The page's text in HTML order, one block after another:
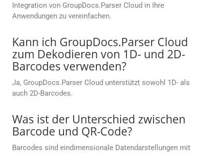
Integration von GroupDocs.Parser Cloud in Ihre
Anwendungen zu vereinfachen.
Kann ich GroupDocs.Parser Cloud
zum Dekodieren von 1D- und 2D-
Barcodes verwenden?
Ja, GroupDocs.Parser Cloud unterstützt sowohl 1D- als
auch 2D-Barcodes.
Was ist der Unterschied zwischen
Barcode und QR-Code?
Barcodes sind eindimensionale Datendarstellungen mit